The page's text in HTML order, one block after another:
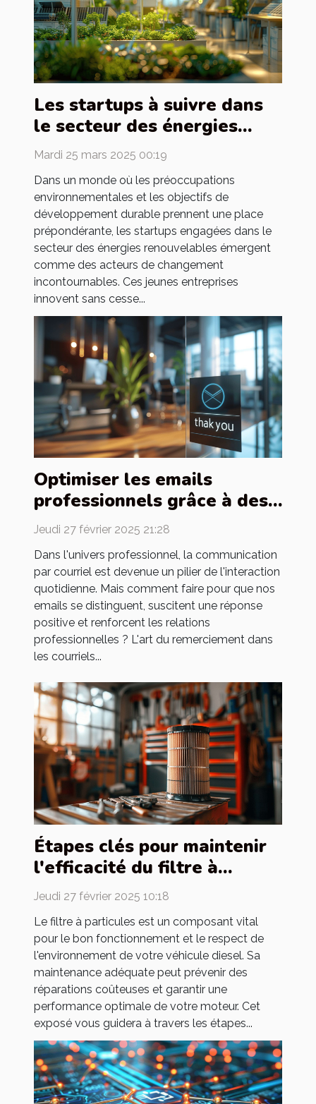
Les startups à suivre dans
le secteur des énergies
renouvelables innovation et
Mardi 25 mars 2025 00:19
Dans un monde où les préoccupations
environnementales et les objectifs de
développement durable prennent une place
prépondérante, les startups engagées dans le
secteur des énergies renouvelables émergent
comme des acteurs de changement
incontournables. Ces jeunes entreprises
innovent sans cesse...
Optimiser les emails
professionnels grâce à des
techniques de remerciement
Jeudi 27 février 2025 21:28
Dans l'univers professionnel, la communication
par courriel est devenue un pilier de l'interaction
quotidienne. Mais comment faire pour que nos
emails se distinguent, suscitent une réponse
positive et renforcent les relations
professionnelles ? L'art du remerciement dans
les courriels...
Étapes clés pour maintenir
l'efficacité du filtre à
particules dans votre
voiture
Jeudi 27 février 2025 10:18
Le filtre à particules est un composant vital
pour le bon fonctionnement et le respect de
l'environnement de votre véhicule diesel. Sa
maintenance adéquate peut prévenir des
réparations coûteuses et garantir une
performance optimale de votre moteur. Cet
exposé vous guidera à travers les étapes...